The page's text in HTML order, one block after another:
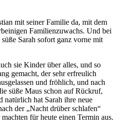
mit seiner Familie da, mit dem
Familienzuwachs. Und bei
Sarah sofort ganz vorne mit
sie Kinder über alles, und so
gemacht, der sehr erfreulich
und fröhlich, und nach
süße Maus schon auf Rückruf,
hat Sarah ihre neue
der „Nacht drüber schlafen“
für heute einen Termin aus.